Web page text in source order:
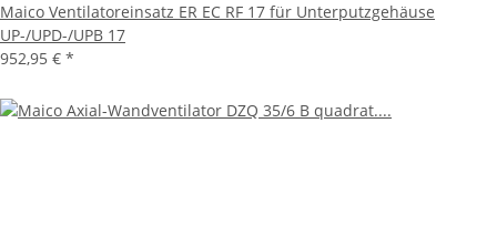
Maico Ventilatoreinsatz ER EC RF 17 für Unterputzgehäuse
UP-/UPD-/UPB 17
952,95 € *